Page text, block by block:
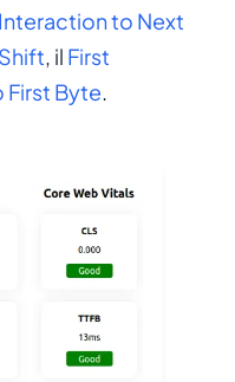
Interaction to Next
, il First
First Byte.